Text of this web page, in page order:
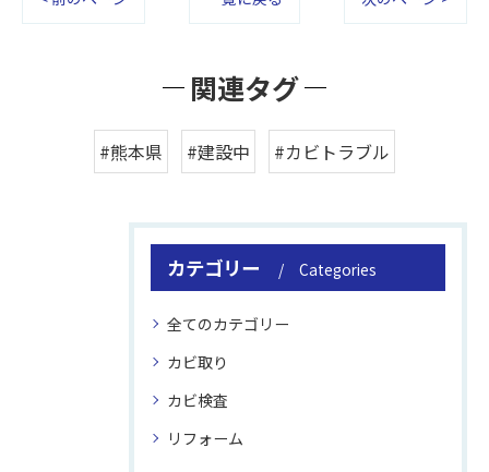
関連タグ
#熊本県 #建設中 #カビトラブル
カテゴリー Categories
全てのカテゴリー
カビ取り
カビ検査
リフォーム